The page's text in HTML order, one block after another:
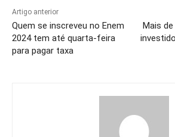
Artigo anterior
Quem se inscreveu no Enem
2024 tem até quarta-feira
para pagar taxa
Mais